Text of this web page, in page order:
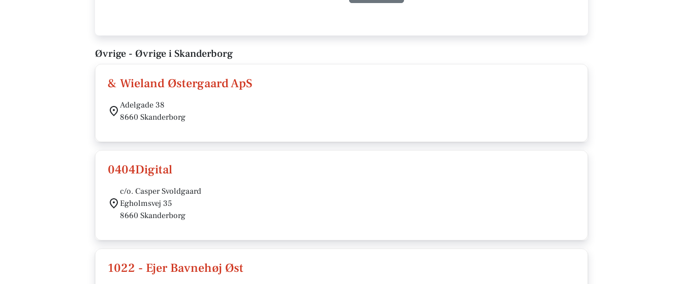
Øvrige - Øvrige i Skanderborg
& Wieland Østergaard ApS
Adelgade 38
8660 Skanderborg
0404Digital
c/o. Casper Svoldgaard
Egholmsvej 35
8660 Skanderborg
1022 - Ejer Bavnehøj Øst